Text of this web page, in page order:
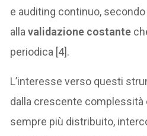
e auditing continuo,
allavalidazione costante
periodica [4].
L’interesse verso questi
dalla crescente
sempre più distribuito,